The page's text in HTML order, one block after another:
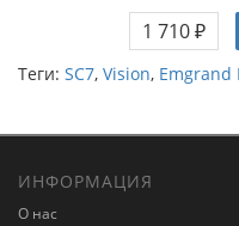
1 710 ₽
Теги: SC7, Vision, Emgrand
ИНФОРМАЦИЯ
О нас